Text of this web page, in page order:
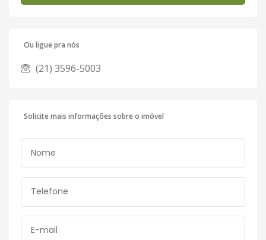
Ou ligue pra nós
(21) 3596-5003
Solicite mais informações sobre o imóvel